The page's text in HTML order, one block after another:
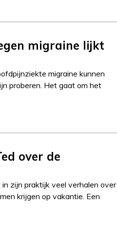
migraine lijkt
migraine kunnen
proberen. Het gaat om het
over de
zijn praktijk veel verhalen over
krijgen op vakantie. Een